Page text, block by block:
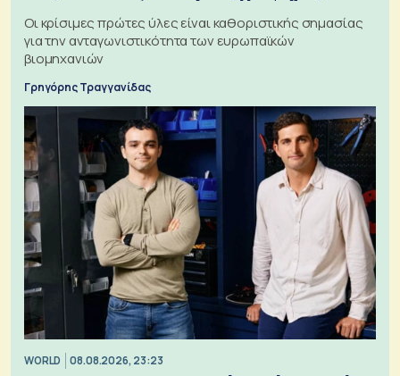
Οι κρίσιμες πρώτες ύλες είναι καθοριστικής σημασίας
για την ανταγωνιστικότητα των ευρωπαϊκών
βιομηχανιών
Γρηγόρης Τραγγανίδας
WORLD 08.08.2026, 23:23